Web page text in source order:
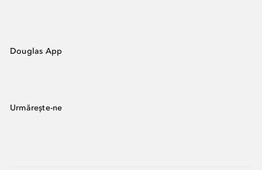
Douglas App
Urmărește-ne